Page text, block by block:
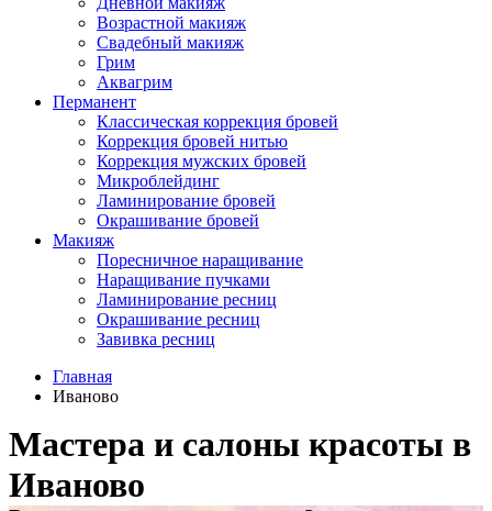
Возрастной макияж
Свадебный макияж
Грим
Аквагрим
Перманент
Классическая коррекция бровей
Коррекция бровей нитью
Коррекция мужских бровей
Микроблейдинг
Ламинирование бровей
Окрашивание бровей
Макияж
Поресничное наращивание
Наращивание пучками
Ламинирование ресниц
Окрашивание ресниц
Завивка ресниц
Главная
Иваново
Мастера и салоны красоты в
Иваново